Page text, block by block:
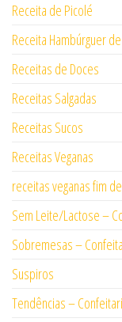
Receita de Picolé
Receita Hambúrguer
Receitas de Doces
Receitas Salgadas
Receitas Sucos
Receitas Veganas
receitas veganas fim
Sem Leite/Lactose –
Sobremesas –
Suspiros
Tendências –